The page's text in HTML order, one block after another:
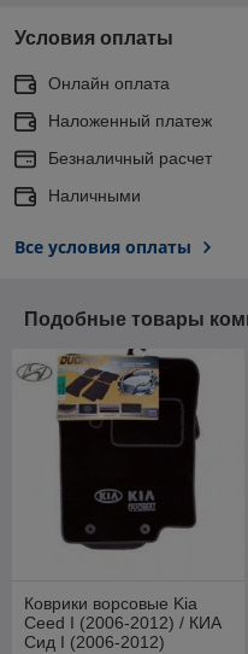
Условия оплаты
Онлайн оплата
Наложенный платеж
Безналичный расчет
Наличными
Все условия оплаты
Подобные товары
Коврики ворсовые Kia
Ceed I (2006-2012) / КИА
Сид I (2006-2012)